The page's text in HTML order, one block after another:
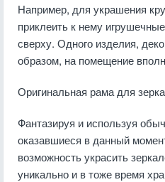
Например, для украшения
приклеить к нему
сверху. Одного изделия,
образом, на помещение
Оригинальная рама для
Фантазируя и используя
оказавшиеся в данный
возможность украсить
уникально и в тоже время